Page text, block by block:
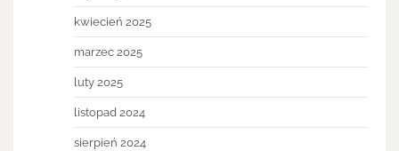
kwiecień 2025
marzec 2025
luty 2025
listopad 2024
sierpień 2024